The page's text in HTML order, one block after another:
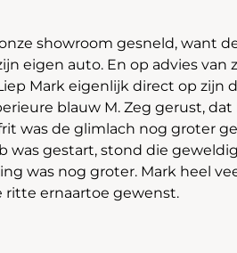
showroom gesneld, want
eigen auto. En op advies van
Mark eigenlijk direct op zijn
blauw M. Zeg gerust,
was de glimlach nog groter
gestart, stond die
was nog groter. Mark heel
ritte ernaartoe gewenst.